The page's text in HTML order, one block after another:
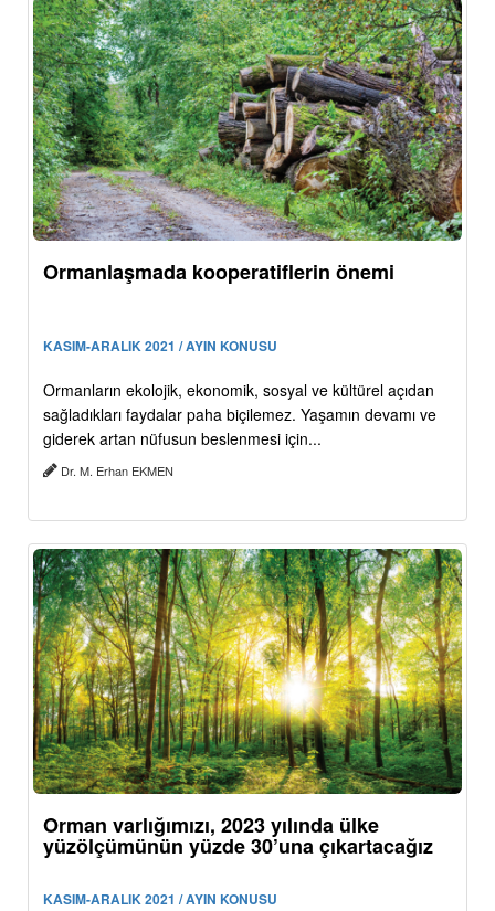
Ormanlaşmada kooperatiflerin önemi
KASIM-ARALIK 2021 / AYIN KONUSU
Ormanların ekolojik, ekonomik, sosyal ve kültürel açıdan
sağladıkları faydalar paha biçilemez. Yaşamın devamı ve
giderek artan nüfusun beslenmesi için...
Dr. M. Erhan EKMEN
Orman varlığımızı, 2023 yılında ülke
yüzölçümünün yüzde 30’una çıkartacağız
KASIM-ARALIK 2021 / AYIN KONUSU